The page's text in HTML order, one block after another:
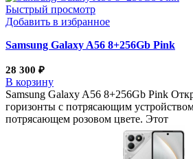
Быстрый просмотр
Добавить в избранное
Samsung Galaxy A56 8+256Gb Pink
28 300 ₽
В корзину
Samsung Galaxy A56 8+256Gb Pink
горизонты с потрясающим
потрясающем розовом цвете. Этот